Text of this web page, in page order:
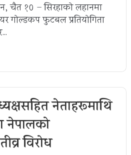
चैत १० – सिरहाको लहानमा
गोल्डकप फुटबल प्रतियोगिता
नेताहरूमाथि
नेपालको
विरोध